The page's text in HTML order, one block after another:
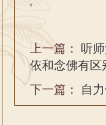
'
上一篇： 听
依和念佛有区
下一篇： 自